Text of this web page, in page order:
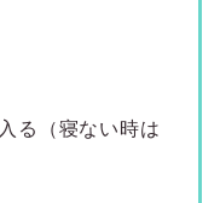
る（寝ない時は